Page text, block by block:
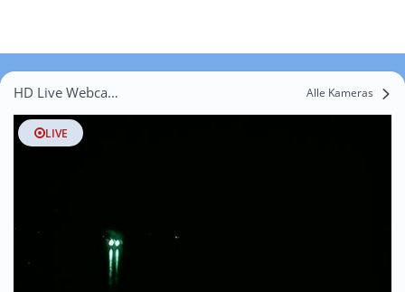
HD Live Webcams Angern Alle Kameras
LIVE